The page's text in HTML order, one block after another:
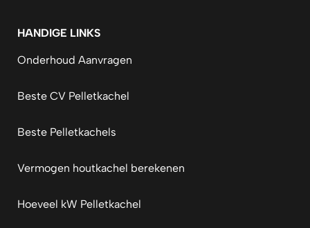
HANDIGE LINKS
Onderhoud Aanvragen
Beste CV Pelletkachel
Beste Pelletkachels
Vermogen houtkachel berekenen
Hoeveel kW Pelletkachel